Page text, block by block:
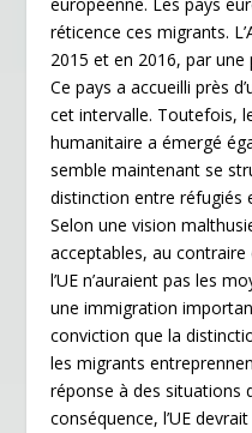
k
réticence ces migrants.
2015 et en 2016, par
Ce pays a accueilli près
cet intervalle. Toutefois,
humanitaire a émergé
semble maintenant se
distinction entre réfugiés
Selon une vision
acceptables, au
l’UE n’auraient pas les
une immigration
conviction que la
les migrants
réponse à des situations
conséquence, l’UE